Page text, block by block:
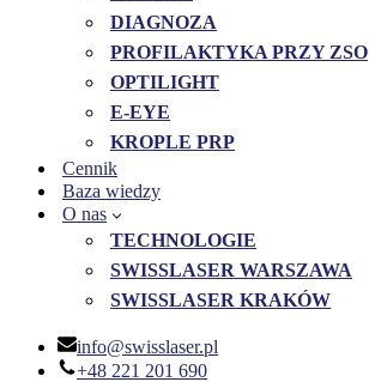
DIAGNOZA
PROFILAKTYKA PRZY ZSO
OPTILIGHT
E-EYE
KROPLE PRP
Cennik
Baza wiedzy
O nas
TECHNOLOGIE
SWISSLASER WARSZAWA
SWISSLASER KRAKÓW
info@swisslaser.pl
+48 221 201 690